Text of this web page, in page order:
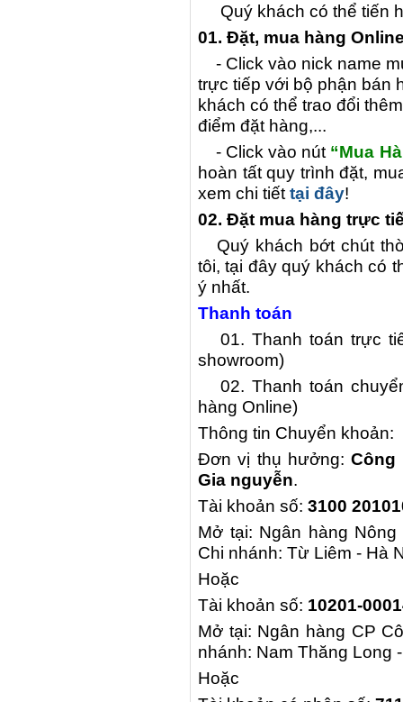
Quý khách có thể tiến
01. Đặt, mua hàng
- Click vào nick name
trực tiếp với bộ phận bán
khách có thể trao đổi
điểm đặt hàng,...
- Click vào nút “Mua
hoàn tất quy trình đặt,
xem chi tiết tại đây!
02. Đặt mua hàng trực
Quý khách bớt chút
tôi, tại đây quý khách có
ý nhất.
Thanh toán
01. Thanh toán trực
showroom)
02. Thanh toán
hàng Online)
Thông tin Chuyển khoản:
Đơn vị thụ hưởng:Công
Gia nguyễn.
Tài khoản số: 3100 20101
Mở tại: Ngân hàng
Chi nhánh: Từ Liêm - Hà
Hoặc
Tài khoản số: 10201-
Mở tại: Ngân hàng CP
nhánh: Nam Thăng Long
Hoặc